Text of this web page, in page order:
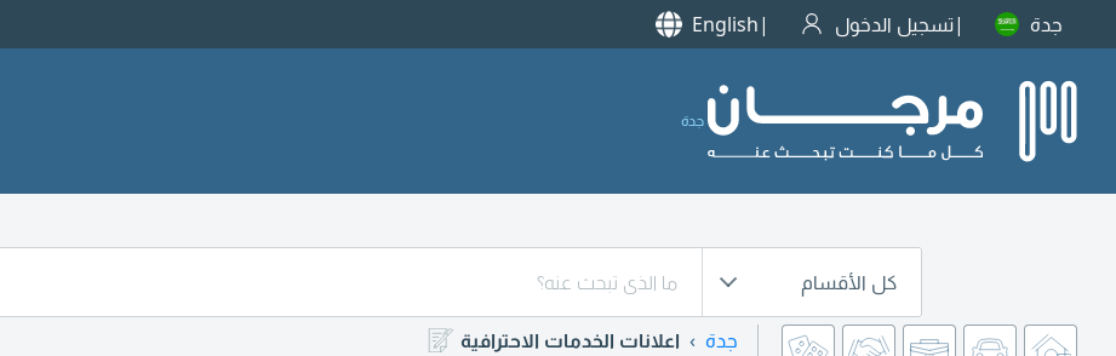
جدة تسجيل الدخول English
جدة
كل الأقسام
جدة اعلانات الخدمات الاحترافية